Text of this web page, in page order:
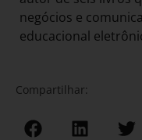
negócios e
educacional
Compartilhar: